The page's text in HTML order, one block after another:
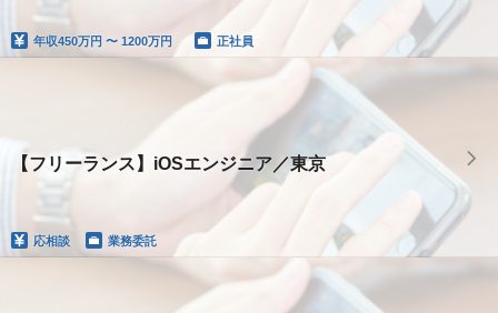
年収450万円 〜 1200万円 正社員
【フリーランス】iOSエンジニア／東京
応相談 業務委託